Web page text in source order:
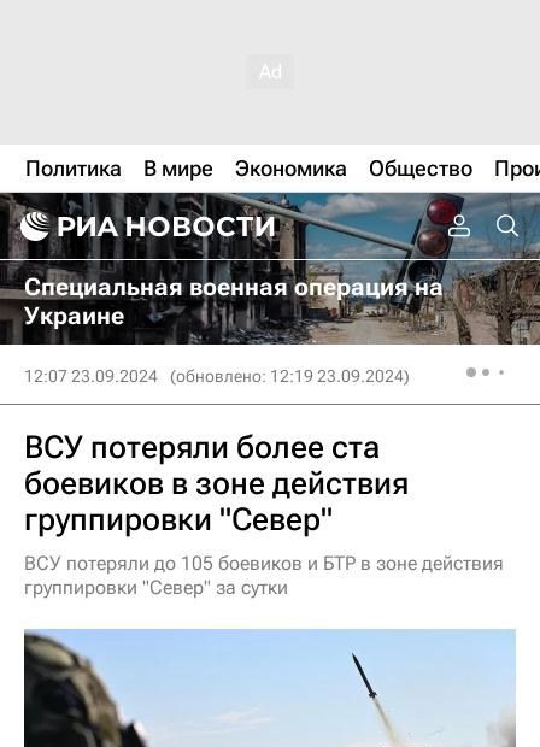
Политика В мире Экономика Общество
Специальная военная операция на
Украине
12:07 23.09.2024 (обновлено: 12:19 23.09.2024)
ВСУ потеряли более ста
боевиков в зоне действия
группировки "Север"
ВСУ потеряли до 105 боевиков и БТР в зоне действия
группировки "Север" за сутки